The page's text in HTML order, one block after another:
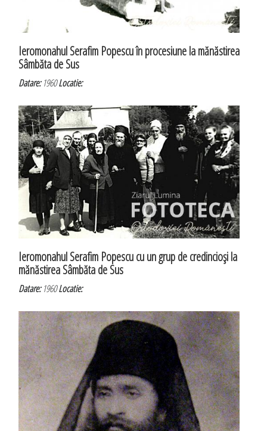
Ieromonahul Serafim Popescu în procesiune la mănăstirea
Sâmbăta de Sus
Datare:1960Locatie:
Ieromonahul Serafim Popescu cu un grup de credincioşi la
mănăstirea Sâmbăta de Sus
Datare:1960Locatie: